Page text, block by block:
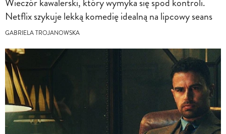
Netflix szykuje lekką komedię idealną na lipcowy seans
GABRIELA TROJANOWSKA